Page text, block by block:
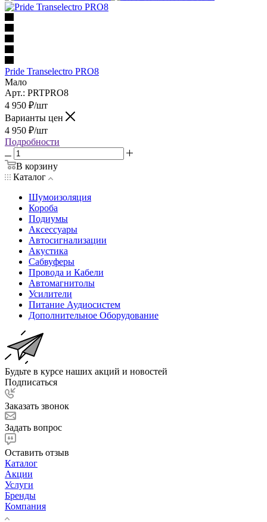
Pride Transelectro PRO8
Мало
Арт.: PRTPRO8
4 950 ₽/шт
Варианты цен
4 950 ₽/шт
Подробности
В корзину
Каталог
Шумоизоляция
Короба
Подиумы
Аксессуары
Автосигнализации
Акустика
Сабвуферы
Провода и Кабели
Автомагнитолы
Усилители
Питание Аудиосистем
Дополнительное Оборудование
Будьте в курсе наших акций и новостей
Подписаться
Заказать звонок
Задать вопрос
Оставить отзыв
Каталог
Акции
Услуги
Бренды
Компания